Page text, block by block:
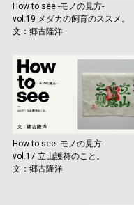
How to see -モノの見方-
vol.19 メダカの飼育のススメ。
文：郷古隆洋
How to see -モノの見方-
vol.17 立山護符のこと。
文：郷古隆洋